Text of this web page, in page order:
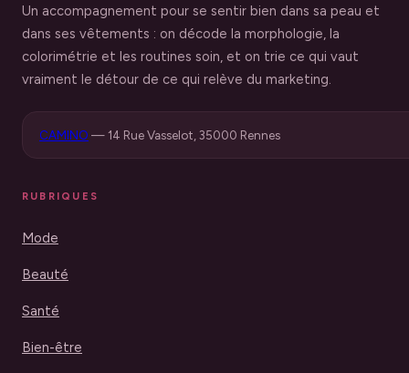
Un accompagnement pour se sentir bien dans sa peau et
dans ses vêtements : on décode la morphologie, la
colorimétrie et les routines soin, et on trie ce qui vaut
vraiment le détour de ce qui relève du marketing.
CAMINO —14 Rue Vasselot, 35000 Rennes
RUBRIQUES
Mode
Beauté
Santé
Bien-être